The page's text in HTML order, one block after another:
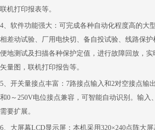
联机打印报表等。
4、软件功能强大：可完成各种自动化程度高的大
相差动试验、厂用电快切、备自投试验、线路保
便地测试及扫描各种保护定值，进行故障回放，
矢量图，联机打印报告等。
5、开关量接点丰富： 7路接点输入和2对空接点输
和0 ～ 250V电位接点兼容，可智能自动识别。输入
需要扩展。
6、大屏幕LCD显示屏：本机采用320×240点阵大